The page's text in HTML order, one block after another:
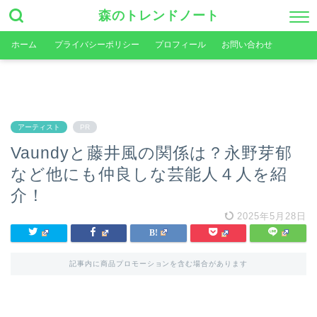
森のトレンドノート
ホーム プライバシーポリシー プロフィール お問い合わせ
アーティスト PR
Vaundyと藤井風の関係は？永野芽郁
など他にも仲良しな芸能人４人を紹
介！
2025年5月28日
記事内に商品プロモーションを含む場合があります